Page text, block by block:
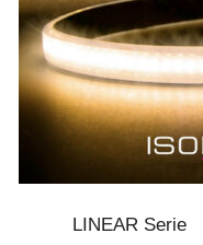
LINEAR Serie